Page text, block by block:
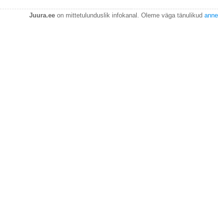
Juura.eeon mittetulunduslik infokanal. Oleme väga tänulikud